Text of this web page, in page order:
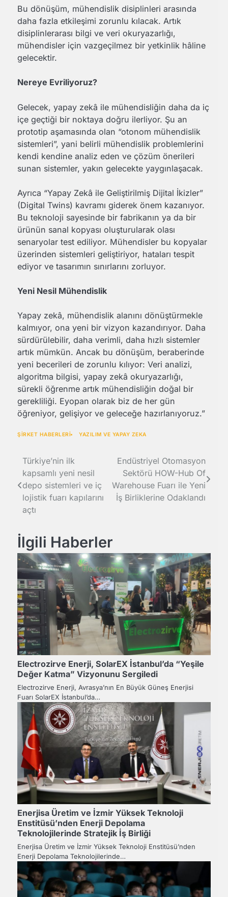
Bu dönüşüm, mühendislik disiplinleri arasında
daha fazla etkileşimi zorunlu kılacak. Artık
disiplinlerarası bilgi ve veri okuryazarlığı,
mühendisler için vazgeçilmez bir yetkinlik hâline
gelecektir.
Nereye Evriliyoruz?
Gelecek, yapay zekâ ile mühendisliğin daha da iç
içe geçtiği bir noktaya doğru ilerliyor. Şu an
prototip aşamasında olan “otonom mühendislik
sistemleri”, yani belirli mühendislik problemlerini
kendi kendine analiz eden ve çözüm önerileri
sunan sistemler, yakın gelecekte yaygınlaşacak.
Ayrıca “Yapay Zekâ ile Geliştirilmiş Dijital İkizler”
(Digital Twins) kavramı giderek önem kazanıyor.
Bu teknoloji sayesinde bir fabrikanın ya da bir
ürünün sanal kopyası oluşturularak olası
senaryolar test ediliyor. Mühendisler bu kopyalar
üzerinden sistemleri geliştiriyor, hataları tespit
ediyor ve tasarımın sınırlarını zorluyor.
Yeni Nesil Mühendislik
Yapay zekâ, mühendislik alanını dönüştürmekle
kalmıyor, ona yeni bir vizyon kazandırıyor. Daha
sürdürülebilir, daha verimli, daha hızlı sistemler
artık mümkün. Ancak bu dönüşüm, beraberinde
yeni becerileri de zorunlu kılıyor: Veri analizi,
algoritma bilgisi, yapay zekâ okuryazarlığı,
sürekli öğrenme artık mühendisliğin doğal bir
gerekliliği. Eyopan olarak biz de her gün
öğreniyor, gelişiyor ve geleceğe hazırlanıyoruz.”
ŞİRKET HABERLERİ YAZILIM VE YAPAY ZEKA
Yazı
gezinmesi
Türkiye’nin ilk
kapsamlı yeni nesil
depo sistemleri ve iç
lojistik fuarı kapılarını
açtı
Endüstriyel Otomasyon
Sektörü HOW-Hub Of
Warehouse Fuarı ile Yeni
İş Birliklerine Odaklandı
İlgili Haberler
Electrozirve Enerji, SolarEX İstanbul’da “Yeşile
Değer Katma” Vizyonunu Sergiledi
Electrozirve Enerji, Avrasya’nın En Büyük Güneş Enerjisi
Fuarı SolarEX İstanbul’da…
Enerjisa Üretim ve İzmir Yüksek Teknoloji
Enstitüsü’nden Enerji Depolama
Teknolojilerinde Stratejik İş Birliği
Enerjisa Üretim ve İzmir Yüksek Teknoloji Enstitüsü’nden
Enerji Depolama Teknolojilerinde…